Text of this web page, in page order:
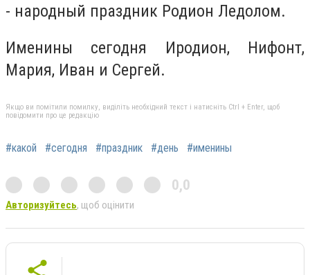
- народный праздник Родион Ледолом.
Именины сегодня Иродион, Нифонт,
Мария, Иван и Сергей.
Якщо ви помітили помилку, виділіть необхідний текст і натисніть Ctrl + Enter, щоб
повідомити про це редакцію
#какой #сегодня #праздник #день #именины
0,0
Авторизуйтесь, щоб оцінити